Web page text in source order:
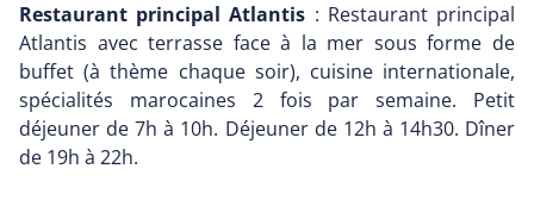
Restaurant principal Atlantis : Restaurant principal
Atlantis avec terrasse face à la mer sous forme de
buffet (à thème chaque soir), cuisine internationale,
spécialités marocaines 2 fois par semaine. Petit
déjeuner de 7h à 10h. Déjeuner de 12h à 14h30. Dîner
de 19h à 22h.